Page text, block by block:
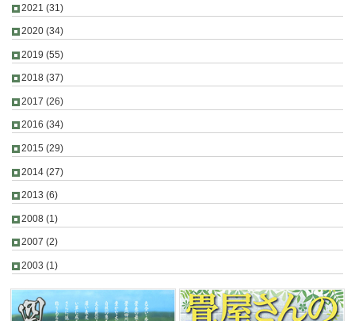
2021 (31)
2020 (34)
2019 (55)
2018 (37)
2017 (26)
2016 (34)
2015 (29)
2014 (27)
2013 (6)
2008 (1)
2007 (2)
2003 (1)